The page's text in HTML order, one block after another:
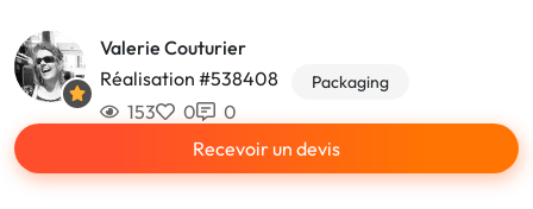
Valerie Couturier
Réalisation #538408
Packaging
153 0
0
Recevoir un devis